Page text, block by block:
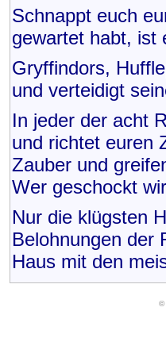
Schnappt euch
gewartet habt, ist
Gryffindors,
und verteidigt
In jeder der acht
und richtet euren
Zauber und
Wer geschockt
Nur die klügsten
Belohnungen der
Haus mit den
©